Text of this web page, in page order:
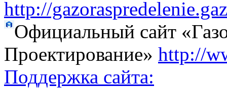
http://
Официальный сайт
Проектирование» http://
Поддержка сайта: